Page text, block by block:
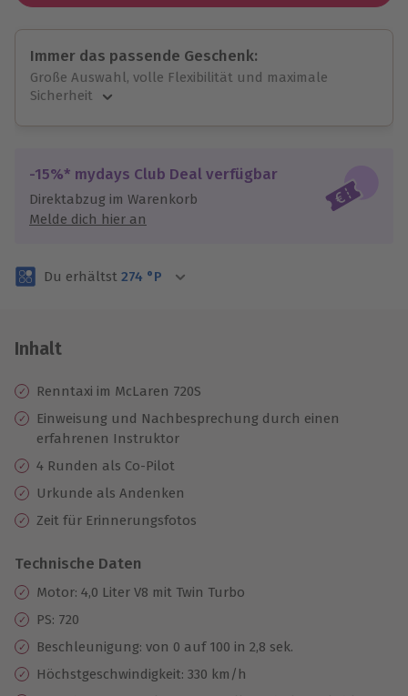
Immer das passende Geschenk:
Große Auswahl, volle Flexibilität und maximale
Sicherheit
Jeder Gutschein für alle Erlebnisse einlösbar.
Maximale Sicherheit
3 Jahre gültig & verlängerbar.
-15%* mydays Club Deal verfügbar
Direktabzug im Warenkorb
Melde dich hier an
Du erhältst 274 °P
Inhalt
Renntaxi im McLaren 720S
Einweisung und Nachbesprechung durch einen
erfahrenen Instruktor
4 Runden als Co-Pilot
Urkunde als Andenken
Zeit für Erinnerungsfotos
Technische Daten
Motor: 4,0 Liter V8 mit Twin Turbo
PS: 720
Beschleunigung: von 0 auf 100 in 2,8 sek.
Höchstgeschwindigkeit: 330 km/h